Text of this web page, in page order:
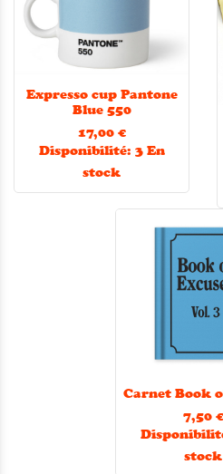
Expresso cup Pantone
Blue 550
17,00 €
Disponibilité: 3 En
stock
Carnet Book
7,50 €
stock